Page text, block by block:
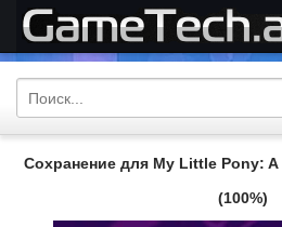
Сохранение для My Little Pony:
(100%)